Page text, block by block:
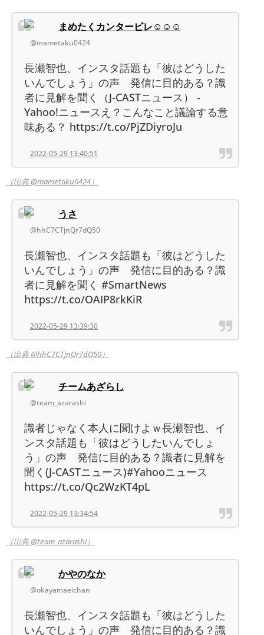
まめたくカンタービレ☺︎☺︎☺︎
@mametaku0424
長瀬智也、インスタ話題も「彼はどうした
いんでしょう」の声 発信に目的ある？識
者に見解を聞く（J-CASTニュース） -
Yahoo!ニュースえ？こんなこと議論する意
味ある？ https://t.co/PjZDiyroJu
2022-05-29 13:40:51
（出典 @mametaku0424）
うさ
@hhC7CTjnQr7dQ50
長瀬智也、インスタ話題も「彼はどうした
いんでしょう」の声 発信に目的ある？識
者に見解を聞く #SmartNews
https://t.co/OAIP8rkKiR
2022-05-29 13:39:30
（出典 @hhC7CTjnQr7dQ50）
チームあざらし
@team_azarashi
識者じゃなく本人に聞けよｗ長瀬智也、イ
ンスタ話題も「彼はどうしたいんでしょ
う」の声 発信に目的ある？識者に見解を
聞く(J-CASTニュース)#Yahooニュース
https://t.co/Qc2WzKT4pL
2022-05-29 13:34:54
（出典 @team_azarashi）
かやのなか
@okayamaeichan
長瀬智也、インスタ話題も「彼はどうした
いんでしょう」の声 発信に目的ある？識